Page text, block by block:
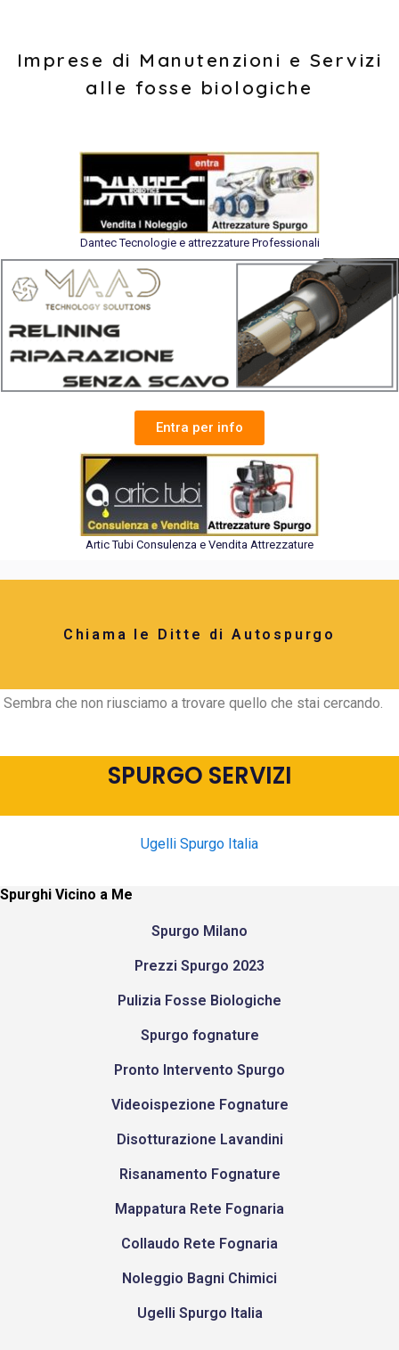
Imprese di Manutenzioni e Servizi
alle fosse biologiche
Dantec Tecnologie e attrezzature Professionali
Entra per info
Artic Tubi Consulenza e Vendita Attrezzature
Chiama le Ditte di Autospurgo
Sembra che non riusciamo a trovare quello che stai cercando.
SPURGO SERVIZI
Ugelli Spurgo Italia
Spurghi Vicino a Me
Spurgo Milano
Prezzi Spurgo 2023
Pulizia Fosse Biologiche
Spurgo fognature
Pronto Intervento Spurgo
Videoispezione Fognature
Disotturazione Lavandini
Risanamento Fognature
Mappatura Rete Fognaria
Collaudo Rete Fognaria
Noleggio Bagni Chimici
Ugelli Spurgo Italia